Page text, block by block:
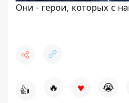
Они - герои, которых с
👍 🔥 ♥ 😭